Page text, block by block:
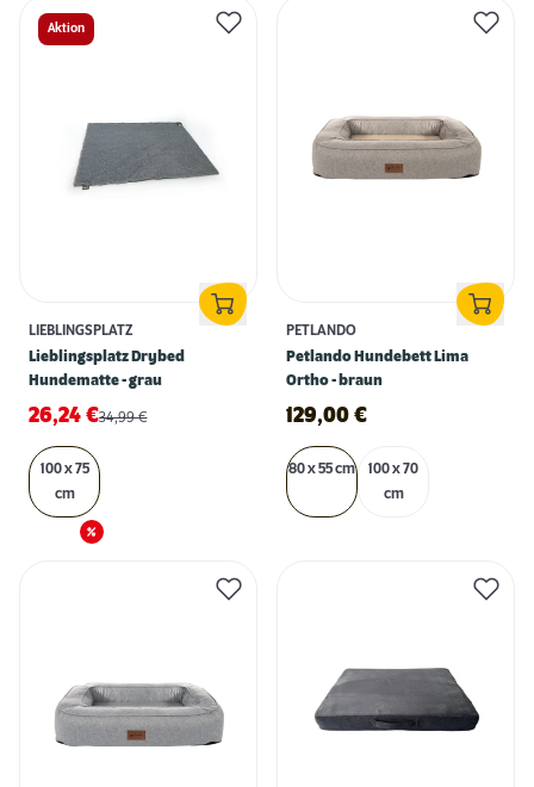
Aktion
LIEBLINGSPLATZ
Lieblingsplatz Drybed
Hundematte - grau
26,24 €34,99€
100 x 75
cm
PETLANDO
Petlando Hundebett Lima
Ortho - braun
129,00 €
80 x 55 cm
100 x 70
cm